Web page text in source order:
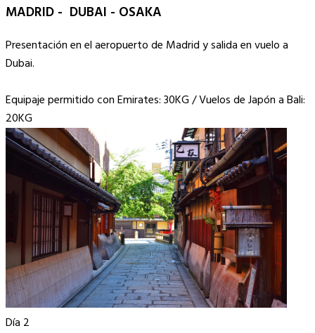
MADRID - DUBAI - OSAKA
Presentación en el aeropuerto de Madrid y salida en vuelo a
Dubai.
Equipaje permitido con Emirates: 30KG / Vuelos de Japón a Bali:
20KG
Día 2